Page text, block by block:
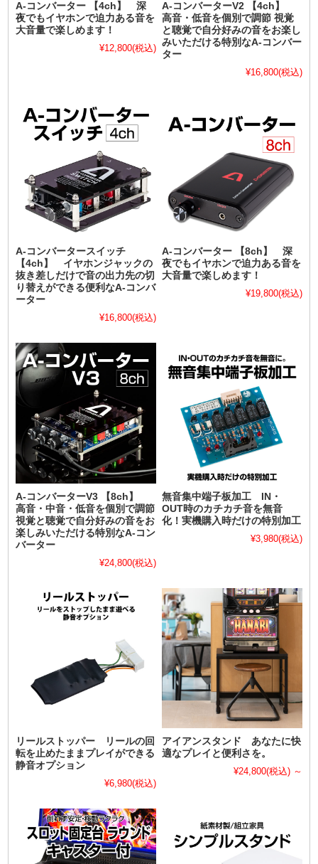
A-コンバーター 【4ch】 深
夜でもイヤホンで迫力ある音を
大音量で楽しめます！
¥12,800(税込)
A-コンバーターV2 【4ch】
高音・低音を個別で調節 視覚
と聴覚で自分好みの音をお楽し
みいただける特別なA-コンバー
ター
¥16,800(税込)
A-コンバータースイッチ
【4ch】 イヤホンジャックの
抜き差しだけで音の出力先の切
り替えができる便利なA-コンバ
ーター
¥16,800(税込)
A-コンバーター 【8ch】 深
夜でもイヤホンで迫力ある音を
大音量で楽しめます！
¥19,800(税込)
A-コンバーターV3 【8ch】
高音・中音・低音を個別で調節
視覚と聴覚で自分好みの音をお
楽しみいただける特別なA-コン
バーター
¥24,800(税込)
無音集中端子板加工 IN・
OUT時のカチカチ音を無音
化！実機購入時だけの特別加工
¥3,980(税込)
リールストッパー リールの回
転を止めたままプレイができる
静音オプション
¥6,980(税込)
アイアンスタンド あなたに快
適なプレイと便利さを。
¥24,800(税込) ～